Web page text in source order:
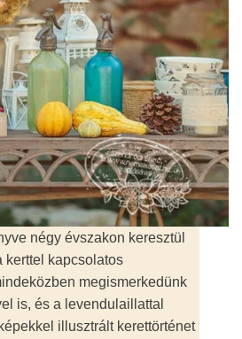
négy évszakon keresztül
kerttel kapcsolatos
megismerkedünk
is, és a levendulaillattal
illusztrált kerettörténet